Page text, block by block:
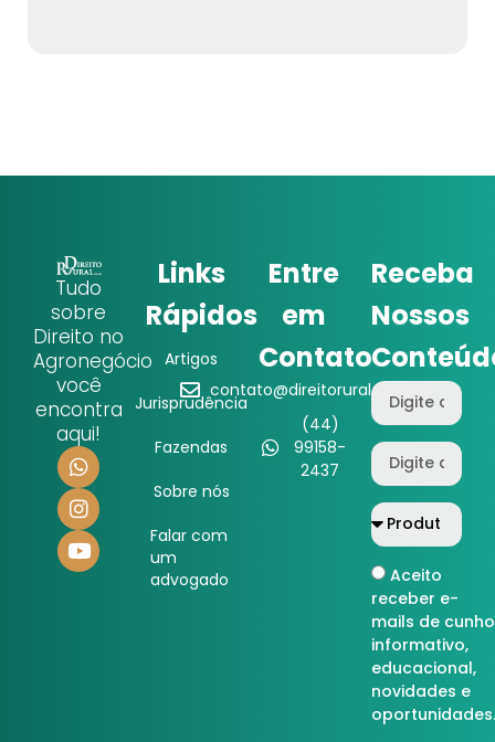
Tudo
sobre
Direito no
Agronegócio
você
encontra
aqui!
Links
Rápidos
Artigos
Jurisprudência
Fazendas
Sobre nós
Falar com
um
advogado
Entre
em
Contato
contato@direitorural.com.br
(44)
99158-
2437
Receba
Nossos
Aceito
receber e-
mails de cunho
informativo,
educacional,
novidades e
oportunidades.